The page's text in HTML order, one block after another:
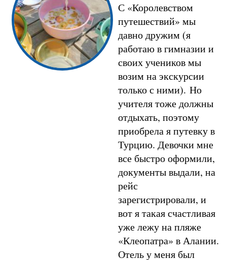
С «Королевством
путешествий» мы
давно дружим (я
работаю в гимназии и
своих учеников мы
возим на экскурсии
только с ними). Но
учителя тоже должны
отдыхать, поэтому
приобрела я путевку в
Турцию. Девочки мне
все быстро оформили,
документы выдали, на
рейс
зарегистрировали, и
вот я такая счастливая
уже лежу на пляже
«Клеопатра» в Алании.
Отель у меня был